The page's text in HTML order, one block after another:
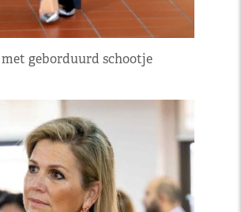
geborduurd schootje